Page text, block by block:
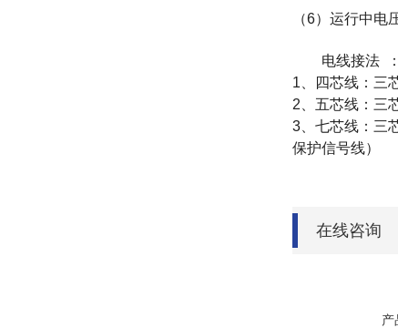
（6）运行中电
电线接法 ：
1
四芯线：三
2 、五芯线：三
3 、七芯线：三
保护信号线）
在线咨询
产